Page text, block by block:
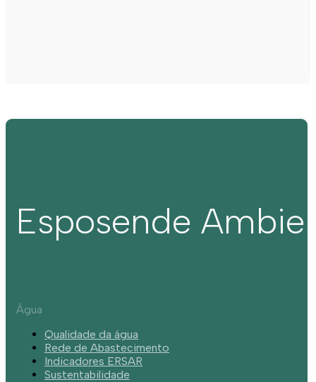
Esposende
Água
Qualidade da água
Rede de Abastecimento
Indicadores ERSAR
Sustentabilidade